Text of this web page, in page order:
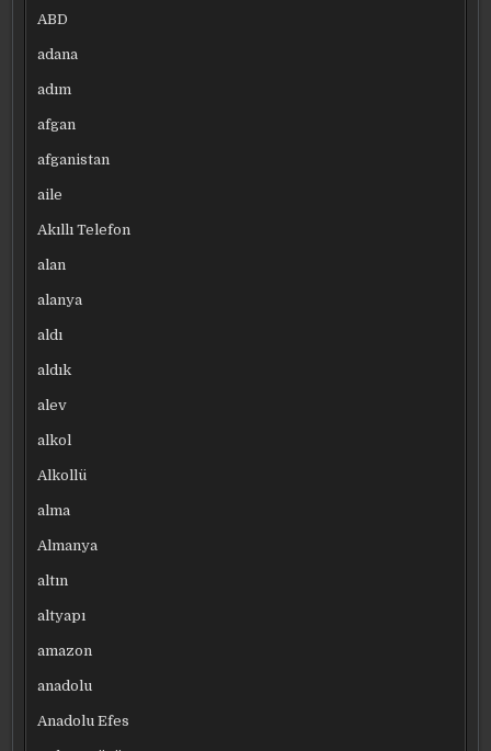
ABD
adana
adım
afgan
afganistan
aile
Akıllı Telefon
alan
alanya
aldı
aldık
alev
alkol
Alkollü
alma
Almanya
altın
altyapı
amazon
anadolu
Anadolu Efes